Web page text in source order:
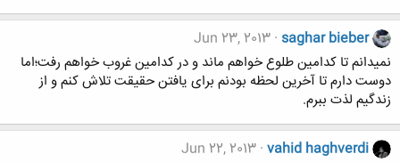
saghar bieber
Jun 23, 2013
نمیدانم تا کدامین طلوع خواهم ماند و در کدامین غروب خواهم رفت؛اما
دوست دارم تا آخرین لحظه بودنم برای یافتن حقیقت تلاش کنم و از
زندگیم لذت ببرم.
vahid haghverdi
Jun 22, 2013